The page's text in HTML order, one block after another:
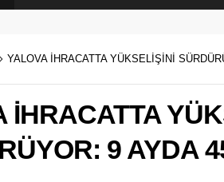
YALOVA İHRACATTA YÜKSELİŞİNİ
İHRACATTA
9 AYDA